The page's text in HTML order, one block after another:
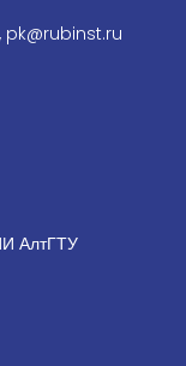
, pk@rubinst.ru
АлтГТУ